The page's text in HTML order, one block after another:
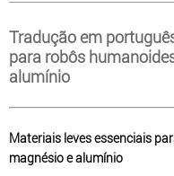
Tradução em
para robôs
alumínio
Materiais leves essenciais
magnésio e alumínio